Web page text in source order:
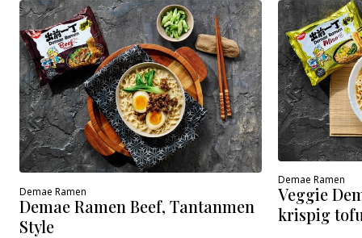
Demae Ramen
Demae Ramen Beef, Tantanmen
Style
Demae Ramen
Veggie
krispig